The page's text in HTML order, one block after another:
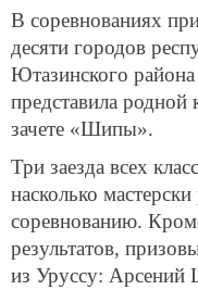
В соревнованиях
десяти городов
Ютазинского
представила родной
зачете «Шипы».
Три заезда всех
насколько
соревнованию.
результатов,
из Уруссу: Арсений